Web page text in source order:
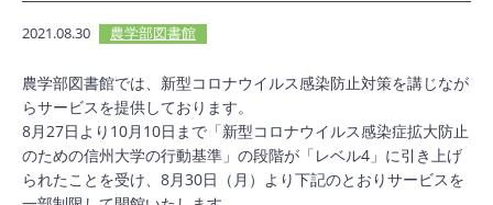
2021.08.30 農学部図書館
農学部図書館では、新型コロナウイルス感染防止対策を講じなが
らサービスを提供しております。
8月27日より10月10日まで「新型コロナウイルス感染症拡大防止
のための信州大学の行動基準」の段階が「レベル4」に引き上げ
られたことを受け、8月30日（月）より下記のとおりサービスを